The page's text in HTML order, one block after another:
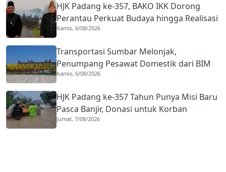
HJK Padang ke-357, BAKO IKK Dorong
Perantau Perkuat Budaya hingga Realisasi
Kota Gastronomi
Kamis, 6/08/2026
Transportasi Sumbar Melonjak,
Penumpang Pesawat Domestik dari BIM
Naik Hampir 33 Persen
Kamis, 6/08/2026
HJK Padang ke-357 Tahun Punya Misi Baru
Pasca Banjir, Donasi untuk Korban
Terdampak Bencana Digencarkan
Jumat, 7/08/2026